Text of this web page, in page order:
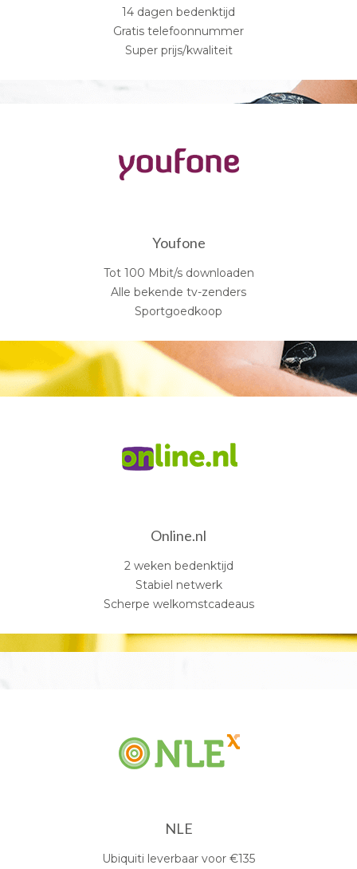
14 dagen bedenktijd
Gratis telefoonnummer
Super prijs/kwaliteit
Youfone
Tot 100 Mbit/s downloaden
Alle bekende tv-zenders
Sportgoedkoop
Online.nl
2 weken bedenktijd
Stabiel netwerk
Scherpe welkomstcadeaus
NLE
Ubiquiti leverbaar voor €135